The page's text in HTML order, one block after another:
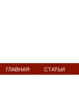
ГЛАВНАЯ СТАТЬИ